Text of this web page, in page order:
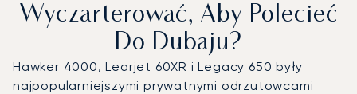
Wyczarterować, Aby Polecieć
Do Dubaju?
Hawker 4000, Learjet 60XR i Legacy 650 były
najpopularniejszymi prywatnymi odrzutowcami